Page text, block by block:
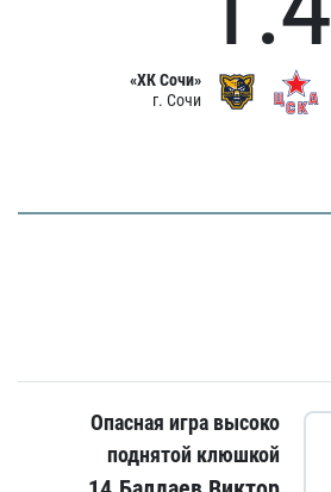
«ХК Сочи»
г. Сочи
Опасная игра высоко
поднятой клюшкой